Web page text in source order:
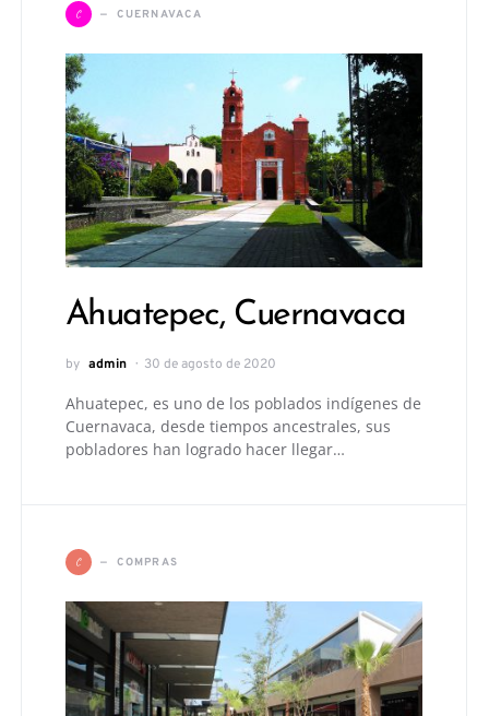
C CUERNAVACA
Ahuatepec, Cuernavaca
by admin 30 de agosto de 2020
Ahuatepec, es uno de los poblados indígenes de
Cuernavaca, desde tiempos ancestrales, sus
pobladores han logrado hacer llegar…
C COMPRAS